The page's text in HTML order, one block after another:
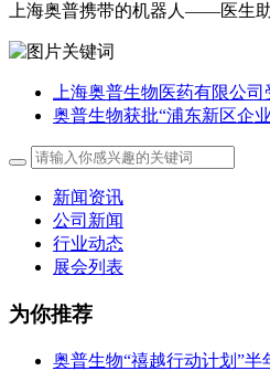
上海奥普携带的机器人——医生
上海奥普生物医药有限公
奥普生物获批“浦东新区企
新闻资讯
公司新闻
行业动态
展会列表
为你推荐
奥普生物“禧越行动计划”半